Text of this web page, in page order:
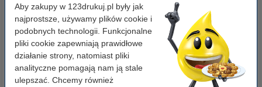
Aby zakupy w 123drukuj.pl były jak
najprostsze, używamy plików cookie i
podobnych technologii. Funkcjonalne
pliki cookie zapewniają prawidłowe
działanie strony, natomiast pliki
analityczne pomagają nam ją stale
ulepszać. Chcemy również
Spinacze biurowe 33 mm
okrągłe (100 sztuk), 123drukuj
2,90 zł z VAT
Baterie AAA LR03 123drukuj
Xtreme Power MN2400, 24
sztuki
35,00 zł z VAT